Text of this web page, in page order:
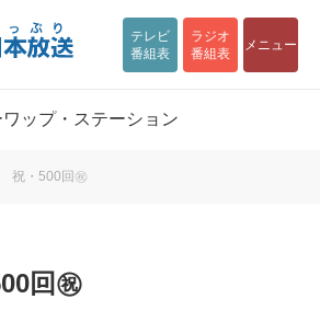
テレビ
番組表
ラジオ
番組表
メニュー
ップ・ステーション
祝・500回㊗
回㊗